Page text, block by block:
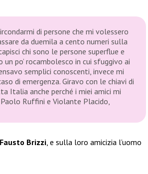
di persone che mi volessero
da duemila a cento numeri sulla
chi sono le persone superflue e
po’ rocambolesco in cui sfuggivo ai
semplici conoscenti, invece mi
di emergenza. Giravo con le chiavi di
Italia anche perché i miei amici mi
Ruffini e Violante Placido,
Fausto Brizzi, e sulla loro amicizia l’uomo